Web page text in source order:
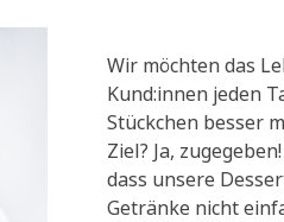
Wir möchten das
Kund:innen jeden
Stückchen besser
Ziel? Ja,
dass unsere
Getränke nicht